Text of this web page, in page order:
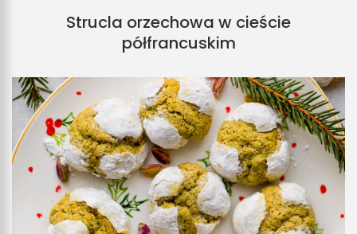
Strucla orzechowa w cieście
półfrancuskim